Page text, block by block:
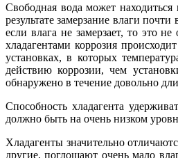
Свободная вода может
результате замерзание влаги
если влага не замерзает, то это
хладагентами коррозия
установках, в которых
действию коррозии, чем
обнаружено в течение довольно
Способность хладагента
должно быть на очень низком
Хладагенты значительно
другие, поглощают очень мало